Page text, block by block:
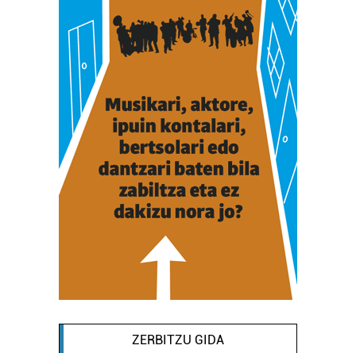
produktuak garatzeko. Zure datuak nork eta zertarako
erabiltzen dituen hauta dezakezu.
Bazkide batzuek ez dizute baimenik eskatzen, eta beren
interes komertzial legitimoetan babesten dira. Ikusi gure
bazkideen zerrenda, beren ustez zein helburutarako
duten interes legitimoa eta horren aurka nola egin
dezakezun ikusteko.
Lortu zure datu pertsonalak prozesatzeko moduari
buruzko informazio gehiago eta ezarri zure lehentasunak
datuen atalean. Edozein unetan alda edo ken dezakezu
zure baimena Cookieen adierazpenean.
Webgune honek cookie propioak eta hirugarrenen cookie-
fitxategiak erabiltzen ditu. Zure esperientzia eta
zerbitzuak hobetzeko asmoz, cookie teknologiaz
baliatzen gara. Ohar hau onartuz gero, teknologia hori
ZERBITZU GIDA